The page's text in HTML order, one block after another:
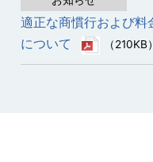
適正な商慣行および料
について
（210KB）